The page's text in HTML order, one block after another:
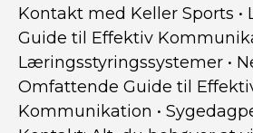
Kontakt med Keller Sports •
Guide til Effektiv
Læringsstyringssystemer •
Omfattende Guide til
Kommunikation •